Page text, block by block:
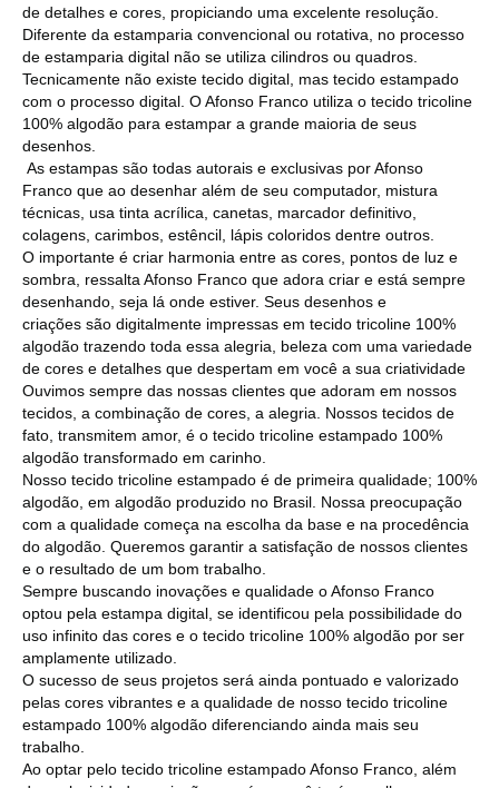
de detalhes e cores, propiciando uma excelente resolução.
Diferente da estamparia convencional ou rotativa, no processo
de estamparia digital não se utiliza cilindros ou quadros.
Tecnicamente não existe tecido digital, mas tecido estampado
com o processo digital. O Afonso Franco utiliza o tecido tricoline
100% algodão para estampar a grande maioria de seus
desenhos.
As estampas são todas autorais e exclusivas por Afonso
Franco que ao desenhar além de seu computador, mistura
técnicas, usa tinta acrílica, canetas, marcador definitivo,
colagens, carimbos, estêncil, lápis coloridos dentre outros.
O importante é criar harmonia entre as cores, pontos de luz e
sombra, ressalta Afonso Franco que adora criar e está sempre
desenhando, seja lá onde estiver. Seus desenhos e
criações são digitalmente impressas em tecido tricoline 100%
algodão trazendo toda essa alegria, beleza com uma variedade
de cores e detalhes que despertam em você a sua criatividade
Ouvimos sempre das nossas clientes que adoram em nossos
tecidos, a combinação de cores, a alegria. Nossos tecidos de
fato, transmitem amor, é o tecido tricoline estampado 100%
algodão transformado em carinho.
Nosso tecido tricoline estampado é de primeira qualidade; 100%
algodão, em algodão produzido no Brasil. Nossa preocupação
com a qualidade começa na escolha da base e na procedência
do algodão. Queremos garantir a satisfação de nossos clientes
e o resultado de um bom trabalho.
Sempre buscando inovações e qualidade o Afonso Franco
optou pela estampa digital, se identificou pela possibilidade do
uso infinito das cores e o tecido tricoline 100% algodão por ser
amplamente utilizado.
O sucesso de seus projetos será ainda pontuado e valorizado
pelas cores vibrantes e a qualidade de nosso tecido tricoline
estampado 100% algodão diferenciando ainda mais seu
trabalho.
Ao optar pelo tecido tricoline estampado Afonso Franco, além